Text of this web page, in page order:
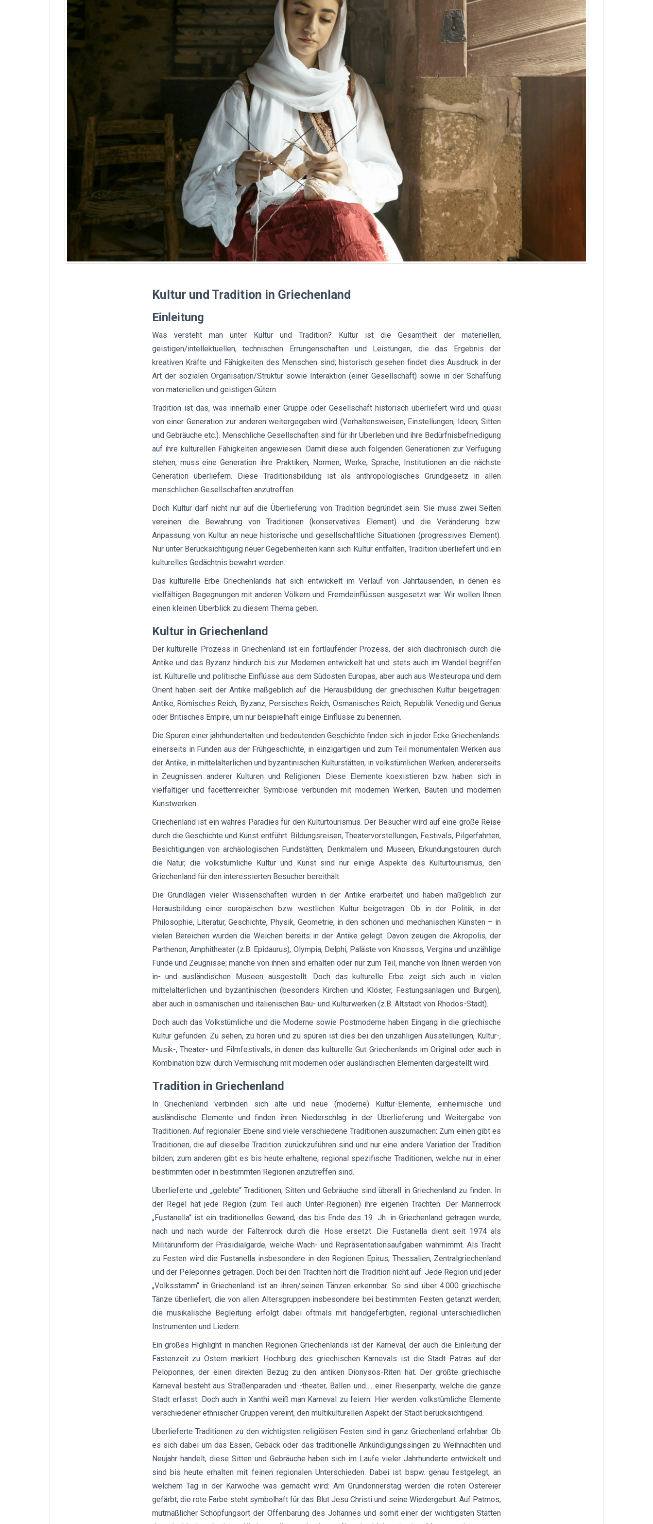
Kultur und Tradition in Griechenland
Einleitung
Was versteht man unter Kultur und Tradition? Kultur ist die Gesamtheit der materiellen,
geistigen/intellektuellen, technischen Errungenschaften und Leistungen, die das Ergebnis der
kreativen Kräfte und Fähigkeiten des Menschen sind; historisch gesehen findet dies Ausdruck in der
Art der sozialen Organisation/Struktur sowie Interaktion (einer Gesellschaft) sowie in der Schaffung
von materiellen und geistigen Gütern.
Tradition ist das, was innerhalb einer Gruppe oder Gesellschaft historisch überliefert wird und quasi
von einer Generation zur anderen weitergegeben wird (Verhaltensweisen, Einstellungen, Ideen, Sitten
und Gebräuche etc.). Menschliche Gesellschaften sind für ihr Überleben und ihre Bedürfnisbefriedigung
auf ihre kulturellen Fähigkeiten angewiesen. Damit diese auch folgenden Generationen zur Verfügung
stehen, muss eine Generation ihre Praktiken, Normen, Werke, Sprache, Institutionen an die nächste
Generation überliefern. Diese Traditionsbildung ist als anthropologisches Grundgesetz in allen
menschlichen Gesellschaften anzutreffen.
Doch Kultur darf nicht nur auf die Überlieferung von Tradition begründet sein. Sie muss zwei Seiten
vereinen: die Bewahrung von Traditionen (konservatives Element) und die Veränderung bzw.
Anpassung von Kultur an neue historische und gesellschaftliche Situationen (progressives Element).
Nur unter Berücksichtigung neuer Gegebenheiten kann sich Kultur entfalten, Tradition überliefert und ein
kulturelles Gedächtnis bewahrt werden.
Das kulturelle Erbe Griechenlands hat sich entwickelt im Verlauf von Jahrtausenden, in denen es
vielfältigen Begegnungen mit anderen Völkern und Fremdeinflüssen ausgesetzt war. Wir wollen Ihnen
einen kleinen Überblick zu diesem Thema geben.
Kultur in Griechenland
Der kulturelle Prozess in Griechenland ist ein fortlaufender Prozess, der sich diachronisch durch die
Antike und das Byzanz hindurch bis zur Modernen entwickelt hat und stets auch im Wandel begriffen
ist. Kulturelle und politische Einflüsse aus dem Südosten Europas, aber auch aus Westeuropa und dem
Orient haben seit der Antike maßgeblich auf die Herausbildung der griechischen Kultur beigetragen:
Antike, Römisches Reich, Byzanz, Persisches Reich, Osmanisches Reich, Republik Venedig und Genua
oder Britisches Empire, um nur beispielhaft einige Einflüsse zu benennen.
Die Spuren einer jahrhundertalten und bedeutenden Geschichte finden sich in jeder Ecke Griechenlands:
einerseits in Funden aus der Frühgeschichte, in einzigartigen und zum Teil monumentalen Werken aus
der Antike, in mittelalterlichen und byzantinischen Kulturstätten, in volkstümlichen Werken, andererseits
in Zeugnissen anderer Kulturen und Religionen. Diese Elemente koexistieren bzw. haben sich in
vielfältiger und facettenreicher Symbiose verbunden mit modernen Werken, Bauten und modernen
Kunstwerken.
Griechenland ist ein wahres Paradies für den Kulturtourismus. Der Besucher wird auf eine große Reise
durch die Geschichte und Kunst entführt. Bildungsreisen, Theatervorstellungen, Festivals, Pilgerfahrten,
Besichtigungen von archäologischen Fundstätten, Denkmälern und Museen, Erkundungstouren durch
die Natur, die volkstümliche Kultur und Kunst sind nur einige Aspekte des Kulturtourismus, den
Griechenland für den interessierten Besucher bereithält.
Die Grundlagen vieler Wissenschaften wurden in der Antike erarbeitet und haben maßgeblich zur
Herausbildung einer europäischen bzw. westlichen Kultur beigetragen. Ob in der Politik, in der
Philosophie, Literatur, Geschichte, Physik, Geometrie, in den schönen und mechanischen Künsten – in
vielen Bereichen wurden die Weichen bereits in der Antike gelegt. Davon zeugen die Akropolis, der
Parthenon, Amphitheater (z.B. Epidaurus), Olympia, Delphi, Paläste von Knossos, Vergina und unzählige
Funde und Zeugnisse; manche von ihnen sind erhalten oder nur zum Teil, manche von Ihnen werden von
in- und ausländischen Museen ausgestellt. Doch das kulturelle Erbe zeigt sich auch in vielen
mittelalterlichen und byzantinischen (besonders Kirchen und Klöster, Festungsanlagen und Burgen),
aber auch in osmanischen und italienischen Bau- und Kulturwerken (z.B. Altstadt von Rhodos-Stadt).
Doch auch das Volkstümliche und die Moderne sowie Postmoderne haben Eingang in die griechische
Kultur gefunden. Zu sehen, zu hören und zu spüren ist dies bei den unzähligen Ausstellungen, Kultur-,
Musik-, Theater- und Filmfestivals, in denen das kulturelle Gut Griechenlands im Original oder auch in
Kombination bzw. durch Vermischung mit modernen oder ausländischen Elementen dargestellt wird.
Tradition in Griechenland
In Griechenland verbinden sich alte und neue (moderne) Kultur-Elemente, einheimische und
ausländische Elemente und finden ihren Niederschlag in der Überlieferung und Weitergabe von
Traditionen. Auf regionaler Ebene sind viele verschiedene Traditionen auszumachen: Zum einen gibt es
Traditionen, die auf dieselbe Tradition zurückzuführen sind und nur eine andere Variation der Tradition
bilden; zum anderen gibt es bis heute erhaltene, regional spezifische Traditionen, welche nur in einer
bestimmten oder in bestimmten Regionen anzutreffen sind.
Überlieferte und „gelebte“ Traditionen, Sitten und Gebräuche sind überall in Griechenland zu finden. In
der Regel hat jede Region (zum Teil auch Unter-Regionen) ihre eigenen Trachten. Der Männerrock
„Fustanella“ ist ein traditionelles Gewand, das bis Ende des 19. Jh. in Griechenland getragen wurde;
nach und nach wurde der Faltenrock durch die Hose ersetzt. Die Fustanella dient seit 1974 als
Militäruniform der Präsidialgarde, welche Wach- und Repräsentationsaufgaben wahrnimmt. Als Tracht
zu Festen wird die Fustanella insbesondere in den Regionen Epirus, Thessalien, Zentralgriechenland
und der Peleponnes getragen. Doch bei den Trachten hört die Tradition nicht auf: Jede Region und jeder
„Volksstamm“ in Griechenland ist an ihren/seinen Tänzen erkennbar. So sind über 4.000 griechische
Tänze überliefert, die von allen Altersgruppen insbesondere bei bestimmten Festen getanzt werden;
die musikalische Begleitung erfolgt dabei oftmals mit handgefertigten, regional unterschiedlichen
Instrumenten und Liedern.
Ein großes Highlight in manchen Regionen Griechenlands ist der Karneval, der auch die Einleitung der
Fastenzeit zu Ostern markiert. Hochburg des griechischen Karnevals ist die Stadt Patras auf der
Peloponnes, der einen direkten Bezug zu den antiken Dionysos-Riten hat. Der größte griechische
Karneval besteht aus Straßenparaden und -theater, Bällen und…. einer Riesenparty, welche die ganze
Stadt erfasst. Doch auch in Xanthi weiß man Karneval zu feiern: Hier werden volkstümliche Elemente
verschiedener ethnischer Gruppen vereint, den multikulturellen Aspekt der Stadt berücksichtigend.
Überlieferte Traditionen zu den wichtigsten religiösen Festen sind in ganz Griechenland erfahrbar. Ob
es sich dabei um das Essen, Gebäck oder das traditionelle Ankündigungssingen zu Weihnachten und
Neujahr handelt, diese Sitten und Gebräuche haben sich im Laufe vieler Jahrhunderte entwickelt und
sind bis heute erhalten mit feinen regionalen Unterschieden. Dabei ist bspw. genau festgelegt, an
welchem Tag in der Karwoche was gemacht wird: Am Gründonnerstag werden die roten Ostereier
gefärbt; die rote Farbe steht symbolhaft für das Blut Jesu Christi und seine Wiedergeburt. Auf Patmos,
mutmaßlicher Schöpfungsort der Offenbarung des Johannes und somit einer der wichtigsten Stätten